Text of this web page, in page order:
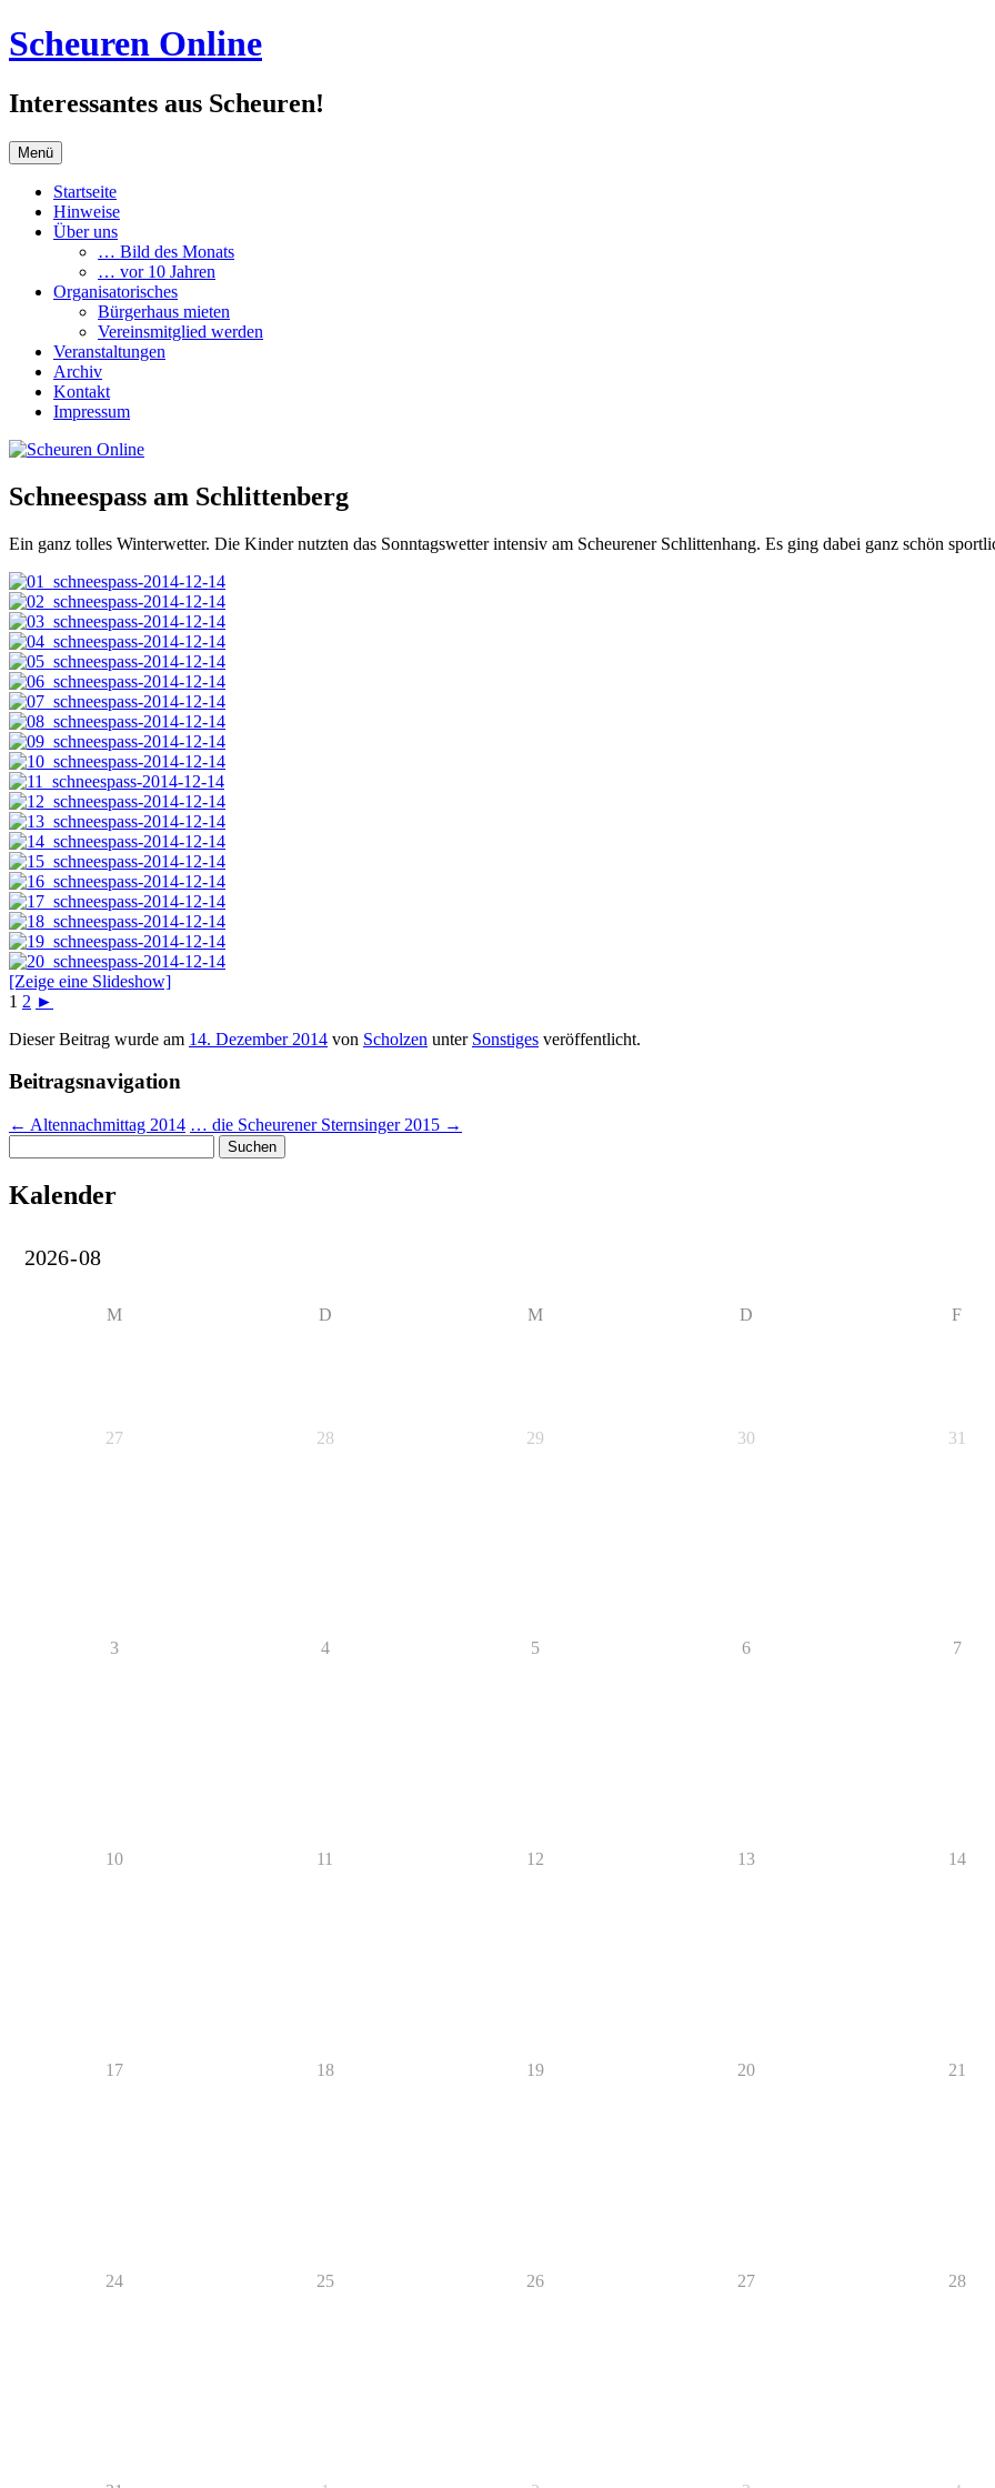
Zum
Inhalt
Scheuren Online
Interessantes aus Scheuren!
Menü
Startseite
Hinweise
Über uns
… Bild des Monats
… vor 10 Jahren
Organisatorisches
Bürgerhaus mieten
Vereinsmitglied werden
Veranstaltungen
Archiv
Kontakt
Impressum
Schneespass am Schlittenberg
Ein ganz tolles Winterwetter. Die Kinder nutzten das Sonntagswetter intensiv am Scheurener Schlittenhang. Es ging dabei ganz schön
[Zeige eine Slideshow]
1 2 ►
Dieser Beitrag wurde am 14. Dezember 2014 von Scholzen unter Sonstiges veröffentlicht.
Beitragsnavigation
← Altennachmittag 2014 … die Scheurener Sternsinger 2015 →
nach:
Kalender
M D M D F
27 28 29 30 31
3 4 5 6 7
10 11 12 13 14
17 18 19 20 21
24 25 26 27 28